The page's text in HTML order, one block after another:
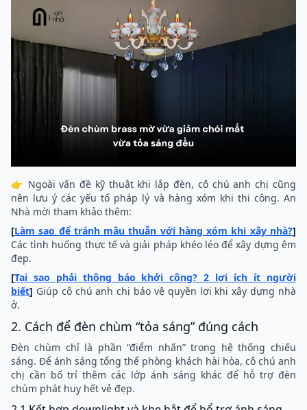
👉 Ngoài vấn đề kỹ thuật khi lắp đèn, cô chú anh chị cũng
nên lưu ý các yếu tố pháp lý và hàng xóm khi thi công. An
Nhà mời tham khảo thêm:
[Làm sao để tránh mâu thuẫn với hàng xóm khi xây nhà?]
Các tình huống thực tế và giải pháp khéo léo để xây dựng êm
đẹp.
[Tại sao phải thông báo khởi công? 2 lợi ích ít người
biết] Giúp cô chú anh chị bảo vệ quyền lợi khi xây dựng nhà
ở.
2. Cách để đèn chùm “tỏa sáng” đúng cách
Đèn chùm chỉ là phần “điểm nhấn” trong hệ thống chiếu
sáng. Để ánh sáng tổng thể phòng khách hài hòa, cô chú anh
chị cần bố trí thêm các lớp ánh sáng khác để hỗ trợ đèn
chùm phát huy hết vẻ đẹp.